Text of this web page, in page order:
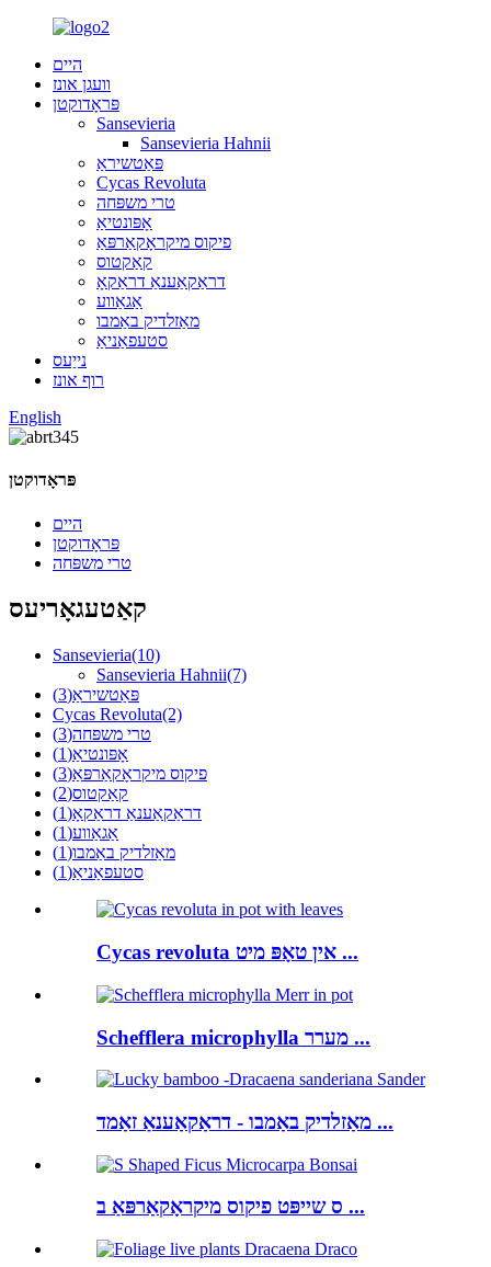
היים
וועגן אונז
פּראָדוקטן
Sansevieria
Sansevieria Hahnii
פּאַטשיראַ
Cycas Revoluta
טרי משפּחה
אָפּונטיאַ
פיקוס מיקראָקאַרפּאַ
קאַקטוס
דראַקאַענאַ דראַקאָ
אַגאַווע
מאַזלדיק באַמבו
סטעפאַניאַ
נייַעס
רוף אונז
English
פּראָדוקטן
היים
פּראָדוקטן
טרי משפּחה
קאַטעגאָריעס
Sansevieria(10)
Sansevieria Hahnii(7)
פּאַטשיראַ(3)
Cycas Revoluta(2)
טרי משפּחה(3)
אָפּונטיאַ(1)
פיקוס מיקראָקאַרפּאַ(3)
קאַקטוס(2)
דראַקאַענאַ דראַקאָ(1)
אַגאַווע(1)
מאַזלדיק באַמבו(1)
סטעפאַניאַ(1)
Cycas revoluta אין טאָפּ מיט ...
Schefflera microphylla מערר ...
מאַזלדיק באַמבו - דראַקאַענאַ זאַמד ...
ס שייפּט פיקוס מיקראָקאַרפּאַ ב ...